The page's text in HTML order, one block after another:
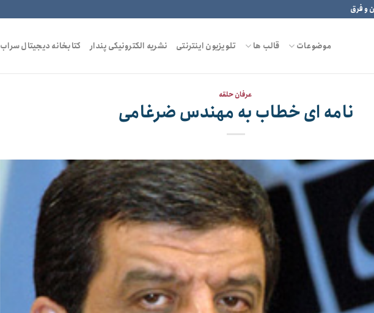
و فرق
موضوعات قالب ها تلویزیون اینترنتی نشریه الکترونیکی پندار کتابخانه دیجیتال سراب
عرفان حلقه
نامه ای خطاب به مهندس ضرغامی